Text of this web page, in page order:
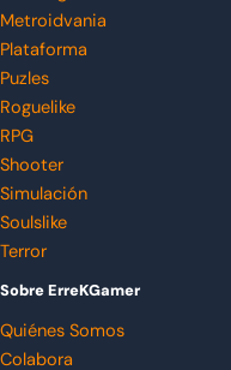
Metroidvania
Plataforma
Puzles
Roguelike
RPG
Shooter
Simulación
Soulslike
Terror
Sobre ErreKGamer
Quiénes Somos
Colabora